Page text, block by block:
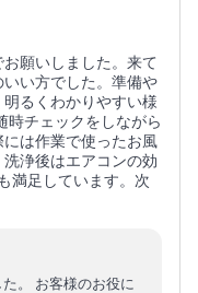
願いしました。来て
い方でした。準備や
るくわかりやすい様
時チェックをしながら
は作業で使ったお風
浄後はエアコンの効
満足しています。次
。 お客様のお役に